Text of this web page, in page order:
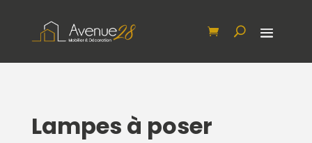
Lampes à poser